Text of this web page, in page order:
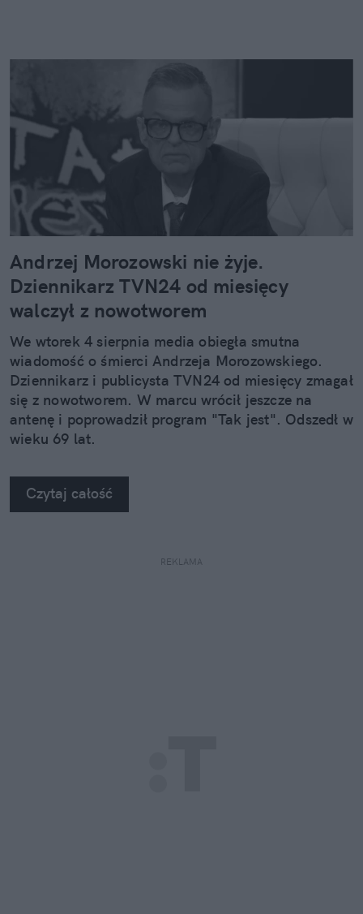
Andrzej Morozowski nie żyje.
Dziennikarz TVN24 od miesięcy
walczył z nowotworem
We wtorek 4 sierpnia media obiegła smutna
wiadomość o śmierci Andrzeja Morozowskiego.
Dziennikarz i publicysta TVN24 od miesięcy zmagał
się z nowotworem. W marcu wrócił jeszcze na
antenę i poprowadził program "Tak jest". Odszedł w
wieku 69 lat.
Czytaj całość
REKLAMA